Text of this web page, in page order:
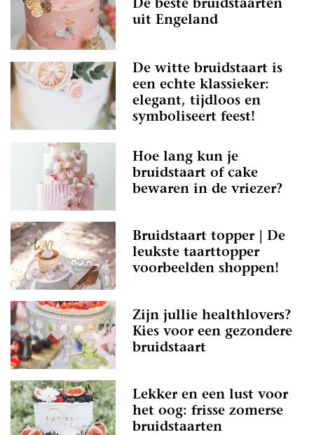
De beste bruidstaarten
uit Engeland
De witte bruidstaart is
een echte klassieker:
elegant, tijdloos en
symboliseert feest!
Hoe lang kun je
bruidstaart of cake
bewaren in de vriezer?
Bruidstaart topper | De
leukste taarttopper
voorbeelden shoppen!
Zijn jullie healthlovers?
Kies voor een gezondere
bruidstaart
Lekker en een lust voor
het oog: frisse zomerse
bruidstaarten